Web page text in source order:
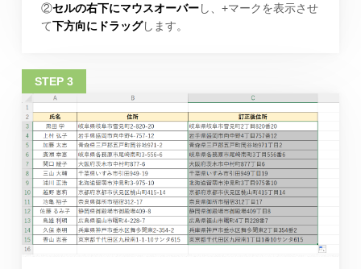
②セルの右下にマウスオーバーし、+マークを表示させ
て下方向にドラッグします。